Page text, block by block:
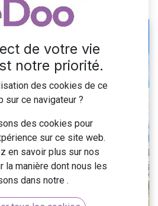
eDoo
de votre vie
notre priorité.
des cookies de ce
sur ce navigateur ?
des cookies pour
sur ce site web.
en savoir plus sur nos
la manière dont nous les
dans notre .